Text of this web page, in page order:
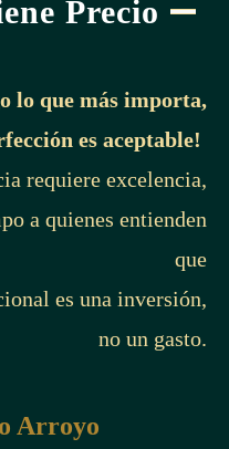
Precio
lo que más importa,
es aceptable!
requiere excelencia,
a quienes entienden
que
es una inversión,
no un gasto.
Arroyo